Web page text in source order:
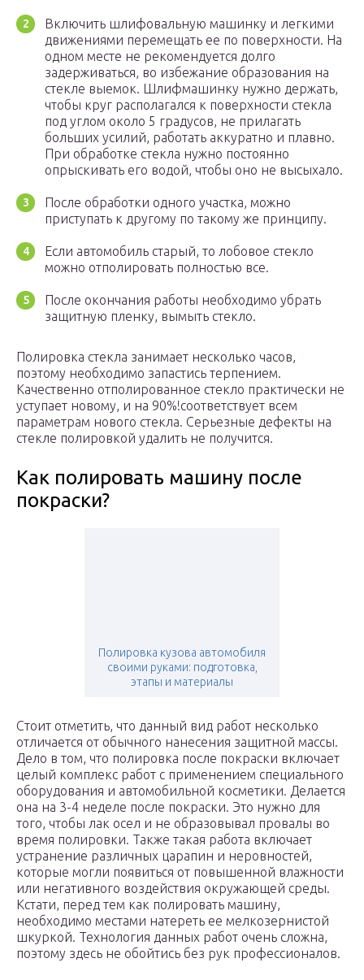
Включить шлифовальную машинку и легкими
движениями перемещать ее по поверхности. На
одном месте не рекомендуется долго
задерживаться, во избежание образования на
стекле выемок. Шлифмашинку нужно держать,
чтобы круг располагался к поверхности стекла
под углом около 5 градусов, не прилагать
больших усилий, работать аккуратно и плавно.
При обработке стекла нужно постоянно
опрыскивать его водой, чтобы оно не высыхало.
После обработки одного участка, можно
приступать к другому по такому же принципу.
Если автомобиль старый, то лобовое стекло
можно отполировать полностью все.
После окончания работы необходимо убрать
защитную пленку, вымыть стекло.
Полировка стекла занимает несколько часов,
поэтому необходимо запастись терпением.
Качественно отполированное стекло практически не
уступает новому, и на 90%!соответствует всем
параметрам нового стекла. Серьезные дефекты на
стекле полировкой удалить не получится.
Как полировать машину после
покраски?
Полировка кузова автомобиля
своими руками: подготовка,
этапы и материалы
Стоит отметить, что данный вид работ несколько
отличается от обычного нанесения защитной массы.
Дело в том, что полировка после покраски включает
целый комплекс работ с применением специального
оборудования и автомобильной косметики. Делается
она на 3-4 неделе после покраски. Это нужно для
того, чтобы лак осел и не образовывал провалы во
время полировки. Также такая работа включает
устранение различных царапин и неровностей,
которые могли появиться от повышенной влажности
или негативного воздействия окружающей среды.
Кстати, перед тем как полировать машину,
необходимо местами натереть ее мелкозернистой
шкуркой. Технология данных работ очень сложна,
поэтому здесь не обойтись без рук профессионалов.